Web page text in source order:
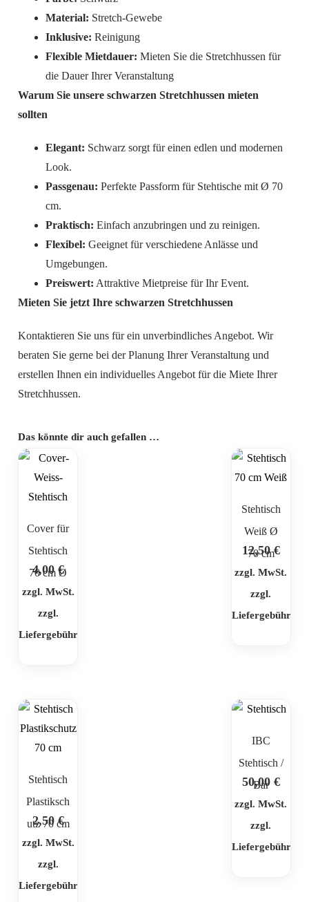
Material: Stretch-Gewebe
Inklusive: Reinigung
Flexible Mietdauer: Mieten Sie die Stretchhussen für
die Dauer Ihrer Veranstaltung
Warum Sie unsere schwarzen Stretchhussen mieten
sollten
Elegant: Schwarz sorgt für einen edlen und modernen
Look.
Passgenau: Perfekte Passform für Stehtische mit Ø 70
cm.
Praktisch: Einfach anzubringen und zu reinigen.
Flexibel: Geeignet für verschiedene Anlässe und
Umgebungen.
Preiswert: Attraktive Mietpreise für Ihr Event.
Mieten Sie jetzt Ihre schwarzen Stretchhussen
Kontaktieren Sie uns für ein unverbindliches Angebot. Wir
beraten Sie gerne bei der Planung Ihrer Veranstaltung und
erstellen Ihnen ein individuelles Angebot für die Miete Ihrer
Stretchhussen.
Das könnte dir auch gefallen …
Cover für
Stehtisch
70 cm Ø
4,00€
zzgl. MwSt.
zzgl.
Liefergebühr
Stehtisch
Weiß Ø
70 cm
12,50€
zzgl. MwSt.
zzgl.
Liefergebühr
Stehtisch
Plastiksch
utz 70 cm
2,50€
zzgl. MwSt.
zzgl.
Liefergebühr
IBC
Stehtisch /
Bar
50,00 €
zzgl. MwSt.
zzgl.
Liefergebühr